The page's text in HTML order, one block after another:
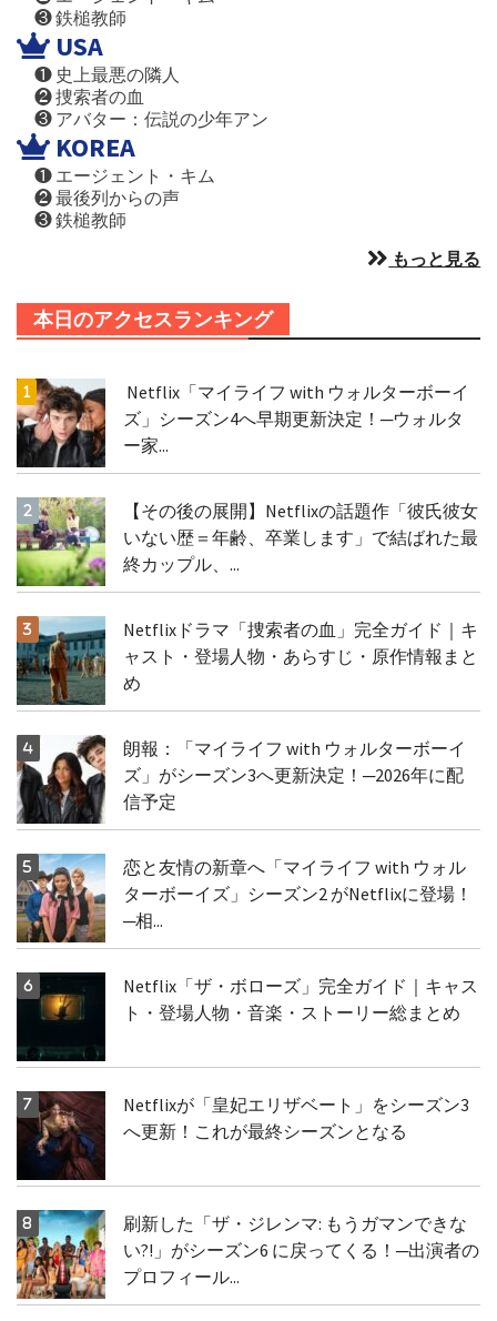
❸ 鉄槌教師
USA
❶ 史上最悪の隣人
❷ 捜索者の血
❸ アバター：伝説の少年アン
KOREA
❶ エージェント・キム
❷ 最後列からの声
❸ 鉄槌教師
もっと見る
本日のアクセスランキング
Netflix「マイライフ with ウォルターボーイ
ズ」シーズン4へ早期更新決定！─ウォルタ
ー家...
【その後の展開】Netflixの話題作「彼氏彼女
いない歴＝年齢、卒業します」で結ばれた最
終カップル、...
Netflixドラマ「捜索者の血」完全ガイド｜キ
ャスト・登場人物・あらすじ・原作情報まと
め
朗報：「マイライフ with ウォルターボーイ
ズ」がシーズン3へ更新決定！─2026年に配
信予定
恋と友情の新章へ「マイライフ with ウォル
ターボーイズ」シーズン2 がNetflixに登場！
─相...
Netflix「ザ・ボローズ」完全ガイド｜キャス
ト・登場人物・音楽・ストーリー総まとめ
Netflixが「皇妃エリザベート」をシーズン3
へ更新！これが最終シーズンとなる
刷新した「ザ・ジレンマ: もうガマンできな
い?!」がシーズン6 に戻ってくる！─出演者の
プロフィール...